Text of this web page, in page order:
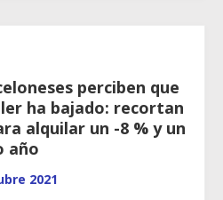
perciben que
ha bajado: recortan
alquilar un -8 % y un
año
2021